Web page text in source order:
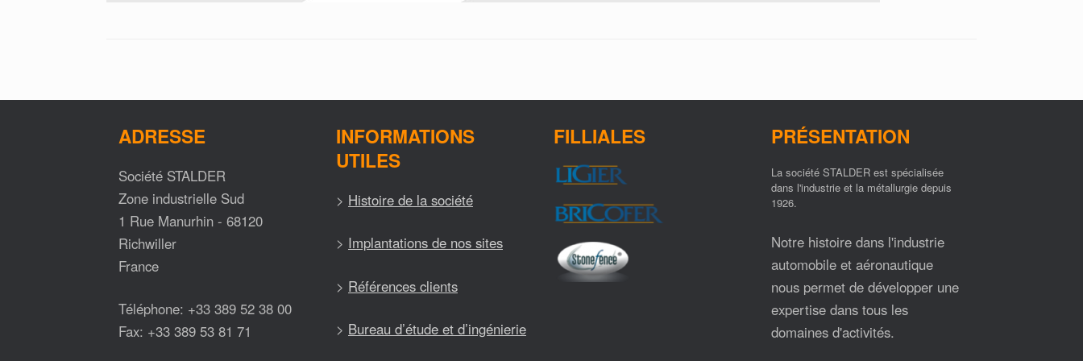
ADRESSE
Société STALDER
Zone industrielle Sud
1 Rue Manurhin - 68120
Richwiller
France
Téléphone: +33 389 52 38 00
Fax: +33 389 53 81 71
INFORMATIONS
UTILES
> Histoire de la société
> Implantations de nos sites
> Références clients
> Bureau d’étude et d’ingénierie
FILLIALES PRÉSENTATION
La société STALDER est spécialisée
dans l'industrie et la métallurgie depuis
1926.
Notre histoire dans l'industrie
automobile et aéronautique
nous permet de développer une
expertise dans tous les
domaines d'activités.